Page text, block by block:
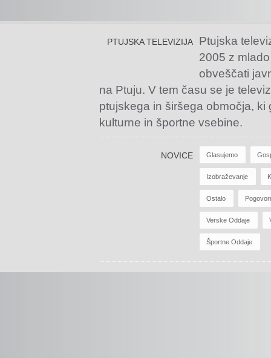
PTUJSKA TELEVIZIJA
Ptujska
2005 z
obveščati
na Ptuju. V tem času se je
ptujskega in širšega območja,
kulturne in športne vsebine.
NOVICE Glasujemo
Izobraževanje
Ostalo
Verske Oddaje
Športne Oddaje